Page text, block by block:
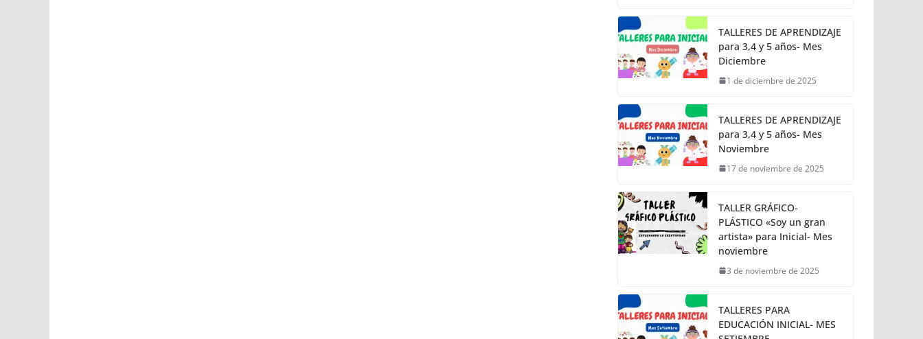
TALLERES DE APRENDIZAJE
para 3,4 y 5 años- Mes
Diciembre
1 de diciembre de 2025
TALLERES DE APRENDIZAJE
para 3,4 y 5 años- Mes
Noviembre
17 de noviembre de 2025
TALLER GRÁFICO-
PLÁSTICO «Soy un gran
artista» para Inicial- Mes
noviembre
3 de noviembre de 2025
TALLERES PARA
EDUCACIÓN INICIAL- MES